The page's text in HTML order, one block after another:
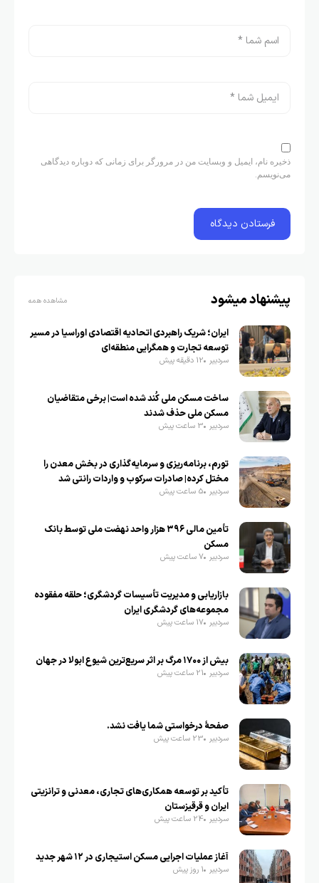
ذخیره نام، ایمیل و وبسایت من در مرورگر برای زمانی که دوباره دیدگاهی
می‌نویسم.
پیشنهاد میشود مشاهده همه
ایران؛ شریک راهبردی اتحادیه اقتصادی اوراسیا در مسیر
توسعه تجارت و همگرایی منطقه‌ای
سردبیر 12 دقیقه پیش
ساخت مسکن ملی کُند شده است| برخی متقاضیان
مسکن ملی حذف شدند
سردبیر 3 ساعت پیش
تورم، برنامه‌ریزی و سرمایه‌گذاری در بخش معدن را
مختل کرده| صادرات سرکوب و واردات رانتی شد
سردبیر 5 ساعت پیش
تأمین مالی ۳۹۶ هزار واحد نهضت ملی توسط بانک
مسکن
سردبیر 7 ساعت پیش
بازاریابی و مدیریت تأسیسات گردشگری؛ حلقه مفقوده
مجموعه‌های گردشگری ایران
سردبیر 17 ساعت پیش
بیش از ۱۷۰۰ مرگ بر اثر سریع‌ترین شیوع ابولا در جهان
سردبیر 21 ساعت پیش
صفحهٔ درخواستی شما یافت نشد.
سردبیر 23 ساعت پیش
تأکید بر توسعه همکاری‌های تجاری، معدنی و ترانزیتی
ایران و قرقیزستان
سردبیر 24 ساعت پیش
آغاز عملیات اجرایی مسکن استیجاری در ۱۲ شهر جدید
سردبیر 1 روز پیش